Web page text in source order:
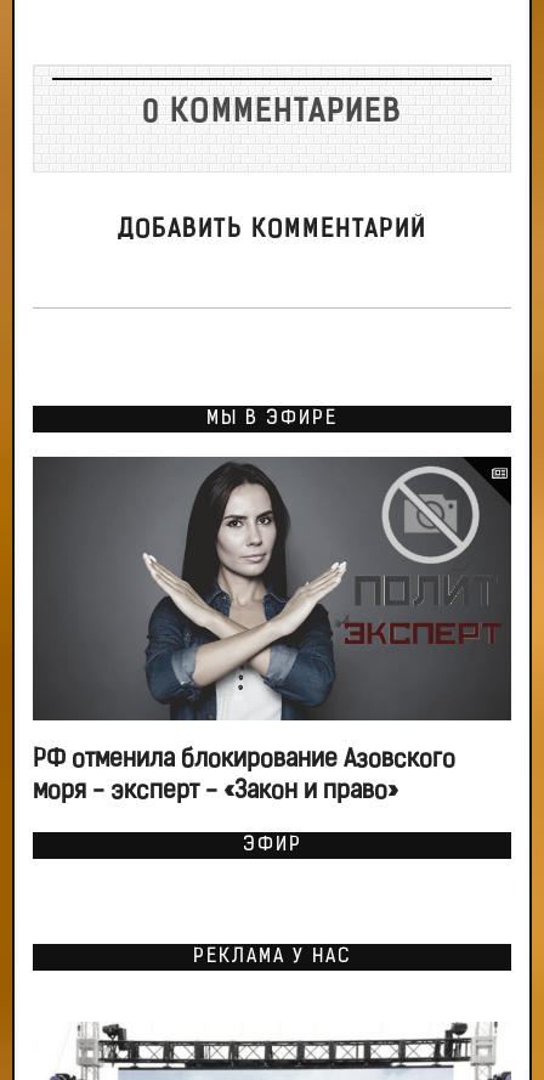
0 КОММЕНТАРИЕВ
ДОБАВИТЬ КОММЕНТАРИЙ
МЫ В ЭФИРЕ
РФ отменила блокирование Азовского
моря - эксперт - «Закон и право»
ЭФИР
РЕКЛАМА У НАС